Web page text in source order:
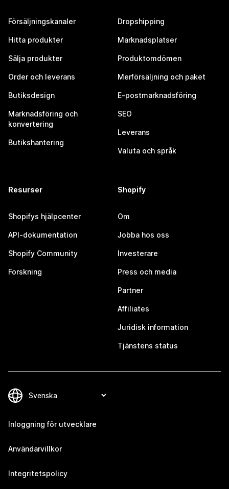
Försäljningskanaler
Hitta produkter
Sälja produkter
Order och leverans
Butiksdesign
Marknadsföring och
konvertering
Butikshantering
Dropshipping
Marknadsplatser
Produktomdömen
Merförsäljning och paket
E-postmarknadsföring
SEO
Leverans
Valuta och språk
Resurser
Shopifys hjälpcenter
API-dokumentation
Shopify Community
Forskning
Shopify
Om
Jobba hos oss
Investerare
Press och media
Partner
Affiliates
Juridisk information
Tjänstens status
Inloggning för utvecklare
Användarvillkor
Integritetspolicy